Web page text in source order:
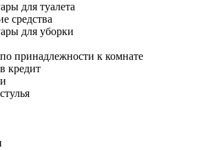
для туалета
средства
для уборки
принадлежности к комнате
кредит